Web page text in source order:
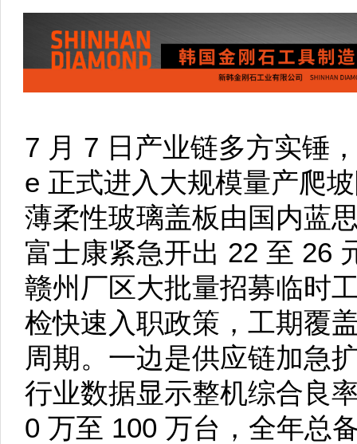
7 月 7 日产业链多方实锤
e 正式进入大规模量产爬
薄柔性玻璃盖板由国内蓝
富士康紧急开出 22 至 26
赣州厂区大批量招募临时
检快速入职政策，工期覆
周期。一边是供应链加急
行业数据显示整机综合良
0 万至 100 万台，全年总